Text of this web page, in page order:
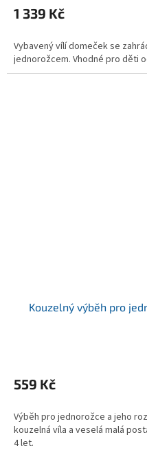
produktu
je
z
5
hvězdiček.
1 339 Kč
Vybavený vílí domeček se
jednorožcem. Vhodné pro děti
Kouzelný výběh pro
559 Kč
Výběh pro jednorožce a jeho
kouzelná víla a veselá malá
4 let.